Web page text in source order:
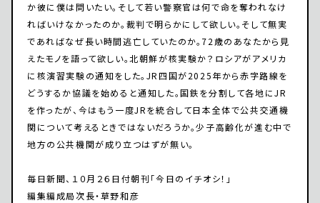
か彼に僕は問いたい。そして若い警察官は何で命を奪われなけ
ればいけなかったのか。裁判で明らかにして欲しい。そして無実
であればなぜ長い時間逃亡していたのか。72歳のあなたから見
えたモノを語って欲しい。北朝鮮が核実験か？ロシアがアメリカ
に核演習実験の通知をした。JR四国が2025年から赤字路線を
どうするか協議を始めると通知した。国鉄を分割して各地にJR
を作ったが、今はもう一度JRを統合して日本全体で公共交通機
関について考えるときではないだろうか。少子高齢化が進む中で
地方の公共機関が成り立つはずが無い。
毎日新聞、１０月２６日付朝刊「今日のイチオシ！」
編集編成局次長・草野和彦